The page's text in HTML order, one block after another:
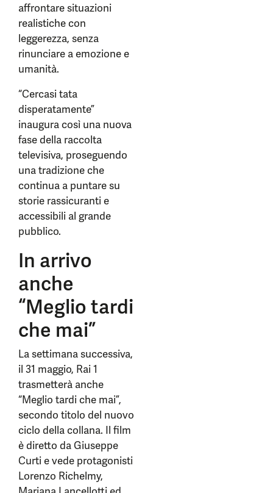
affrontare situazioni
realistiche con
leggerezza, senza
rinunciare a emozione e
umanità.
“Cercasi tata
disperatamente”
inaugura così una nuova
fase della raccolta
televisiva, proseguendo
una tradizione che
continua a puntare su
storie rassicuranti e
accessibili al grande
pubblico.
In arrivo
anche
“Meglio tardi
che mai”
La settimana successiva,
il 31 maggio, Rai 1
trasmetterà anche
“Meglio tardi che mai”,
secondo titolo del nuovo
ciclo della collana. Il film
è diretto da Giuseppe
Curti e vede protagonisti
Lorenzo Richelmy,